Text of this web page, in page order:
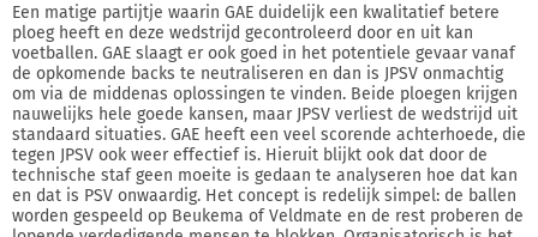
Een matige partijtje waarin GAE duidelijk een kwalitatief betere
ploeg heeft en deze wedstrijd gecontroleerd door en uit kan
voetballen. GAE slaagt er ook goed in het potentiele gevaar vanaf
de opkomende backs te neutraliseren en dan is JPSV onmachtig
om via de middenas oplossingen te vinden. Beide ploegen krijgen
nauwelijks hele goede kansen, maar JPSV verliest de wedstrijd uit
standaard situaties. GAE heeft een veel scorende achterhoede, die
tegen JPSV ook weer effectief is. Hieruit blijkt ook dat door de
technische staf geen moeite is gedaan te analyseren hoe dat kan
en dat is PSV onwaardig. Het concept is redelijk simpel: de ballen
worden gespeeld op Beukema of Veldmate en de rest proberen de